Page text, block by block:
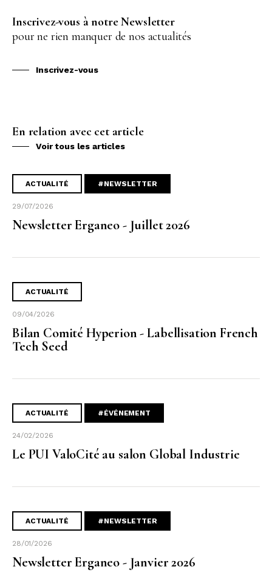
Inscrivez-vous à notre Newsletter
pour ne rien manquer de nos actualités
Inscrivez-vous
En relation avec cet article
Voir tous les articles
ACTUALITÉ #NEWSLETTER
29/07/2026
Newsletter Erganeo - Juillet 2026
ACTUALITÉ
09/04/2026
Bilan Comité Hyperion - Labellisation French
Tech Seed
ACTUALITÉ #ÉVÉNEMENT
24/02/2026
Le PUI ValoCité au salon Global Industrie
ACTUALITÉ #NEWSLETTER
28/01/2026
Newsletter Erganeo - Janvier 2026